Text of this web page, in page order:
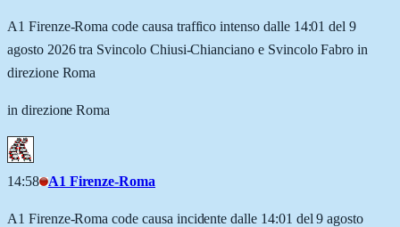
A1 Firenze-Roma code causa traffico intenso dalle 14:01 del 9
agosto 2026 tra Svincolo Chiusi-Chianciano e Svincolo Fabro in
direzione Roma
in direzione Roma
14:58 A1 Firenze-Roma
A1 Firenze-Roma code causa incidente dalle 14:01 del 9 agosto